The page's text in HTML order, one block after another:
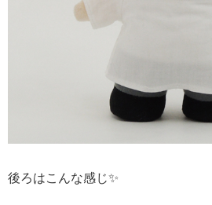
後ろはこんな感じ✨